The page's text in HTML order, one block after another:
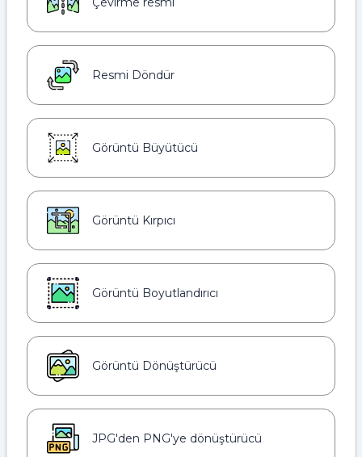
Resmi Döndür
Görüntü Büyütücü
Görüntü Kırpıcı
Görüntü Boyutlandırıcı
Görüntü Dönüştürücü
JPG'den PNG'ye dönüştürücü